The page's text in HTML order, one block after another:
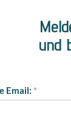
und
Email: